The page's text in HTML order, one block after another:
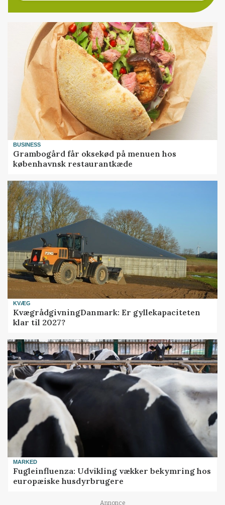
BUSINESS
Grambogård får oksekød på menuen hos
københavnsk restaurantkæde
KVÆG
KvægrådgivningDanmark: Er gyllekapaciteten
klar til 2027?
MARKED
Fugleinfluenza: Udvikling vækker bekymring hos
europæiske husdyrbrugere
Annonce